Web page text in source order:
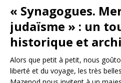
« Synagogues.
judaïsme » : un
historique et
Alors que petit à petit, nous
liberté et du voyage, les très